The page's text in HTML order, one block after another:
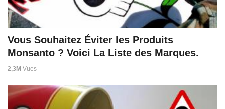
Vous Souhaitez Éviter les Produits
Monsanto ? Voici La Liste des Marques.
2,3M Vues